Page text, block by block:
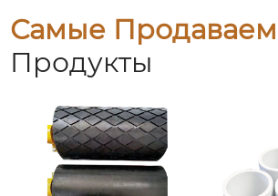
Самые
Продукты